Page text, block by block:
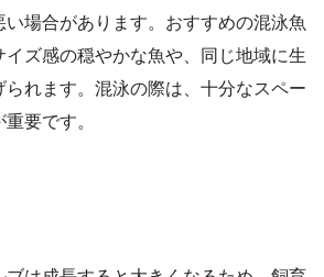
場合があります。おすすめの混泳魚
イズ感の穏やかな魚や、同じ地域に生
られます。混泳の際は、十分なスペー
要です。